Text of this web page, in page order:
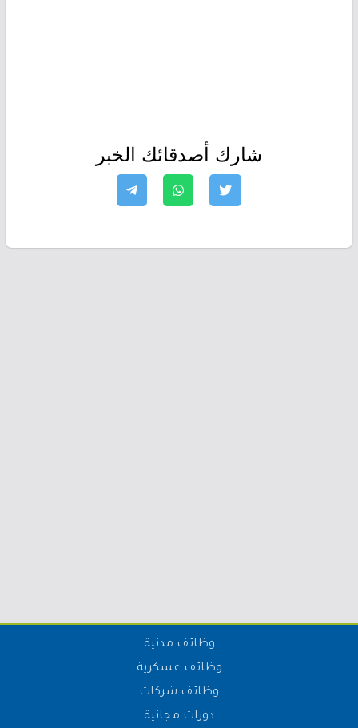
شارك أصدقائك الخبر
وظائف مدنية
وظائف عسكرية
وظائف شركات
دورات مجانية